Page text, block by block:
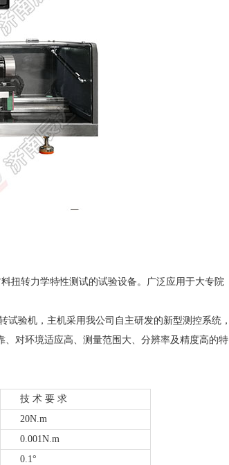
扭转力学特性测试的试验设备。广泛应用于大专院
试验机 ，主机采用我公司自主研发的新型测控系统，
对环境适应高、测量范围大、分辨率及精度高的特
技 术 要 求
20N.m
0.001N.m
0.1°